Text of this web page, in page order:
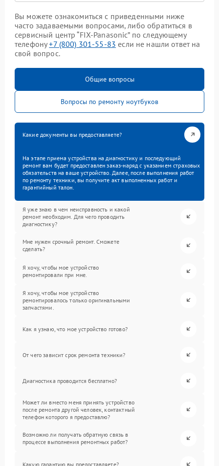
Вы можете ознакомиться с приведенными ниже
часто задаваемыми вопросами, либо обратиться в
сервисный центр “FIX-Panasonic” по следующему
телефону+7 (800) 301-55-83 если не нашли ответ на
свой вопрос.
Общие вопросы
Вопросы по ремонту ноутбуков
Какие документы вы предоставляете?
На этапе приема устройства на диагностику и последующий
ремонт вам будет предоставлен заказ-наряд с указанием страховых
обязательств на ваше устройство. Далее, после выполнения работ
по ремонту техники, вы получите акт выполненных работ и
гарантийный талон.
Я уже знаю в чем неисправность и какой
ремонт необходим. Для чего проводить
диагностику?
Мне нужен срочный ремонт. Сможете
сделать?
Я хочу, чтобы мое устройство
ремонтировали при мне.
Я хочу, чтобы мое устройство
ремонтировалось только оригинальными
запчастями.
Как я узнаю, что мое устройство готово?
От чего зависит срок ремонта техники?
Диагностика проводится бесплатно?
Может ли вместо меня принять устройство
после ремонта другой человек, контактный
телефон которого я предоставлю?
Возможно ли получать обратную связь в
процессе выполнения ремонтных работ?
Какую гарантию вы предоставляете?